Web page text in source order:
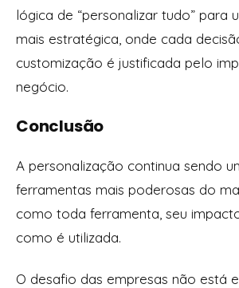
lógica de “personalizar tudo” para
mais estratégica, onde cada
customização é justificada pelo
negócio.
Conclusão
A personalização continua sendo
ferramentas mais poderosas do
como toda ferramenta, seu
como é utilizada.
O desafio das empresas não está